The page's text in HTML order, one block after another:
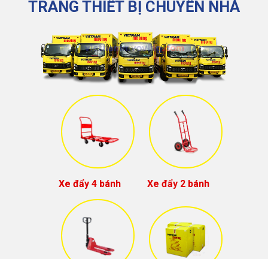
TRANG THIẾT BỊ CHUYỂN NHÀ
Xe đẩy 4 bánh Xe đẩy 2 bánh